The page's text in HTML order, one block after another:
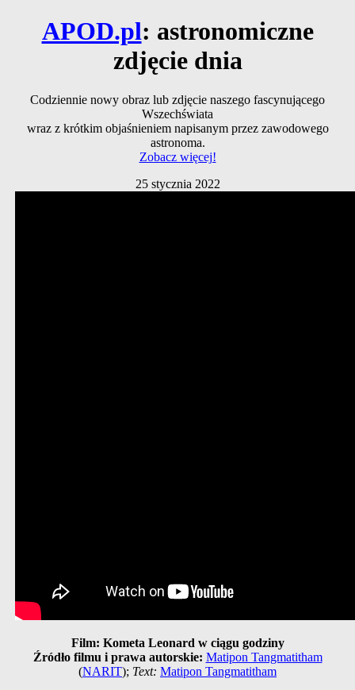
APOD.pl: astronomiczne
zdjęcie dnia
Codziennie nowy obraz lub zdjęcie naszego fascynującego
Wszechświata
wraz z krótkim objaśnieniem napisanym przez zawodowego
astronoma.
Zobacz więcej!
25 stycznia 2022
Film: Kometa Leonard w ciągu godziny
Źródło filmu i prawa autorskie: Matipon Tangmatitham
(NARIT); Text: Matipon Tangmatitham